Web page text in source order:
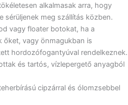
alkalmasak arra, hogy
sérüljenek meg szállítás közben.
vagy floater botokat, ha a
őket, vagy önmagukban is
hordozófogantyúval rendelkeznek.
és tartós, vízlepergető anyagból
cipzárral és ólomzsebbel